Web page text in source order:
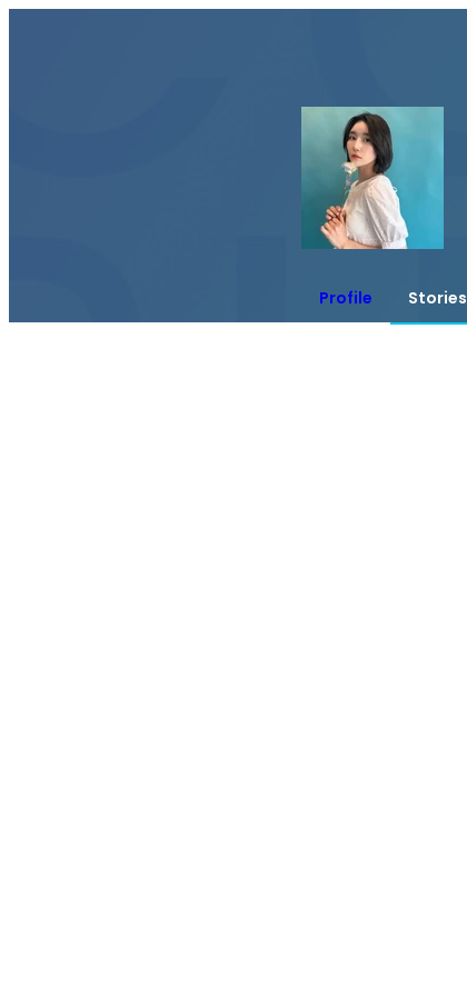
Profile Stories